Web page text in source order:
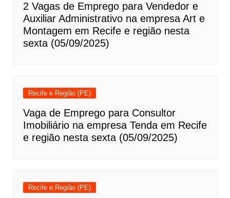
2 Vagas de Emprego para Vendedor e
Auxiliar Administrativo na empresa Art e
Montagem em Recife e região nesta
sexta (05/09/2025)
Recife e Região (PE)
Vaga de Emprego para Consultor
Imobiliário na empresa Tenda em Recife
e região nesta sexta (05/09/2025)
Recife e Região (PE)